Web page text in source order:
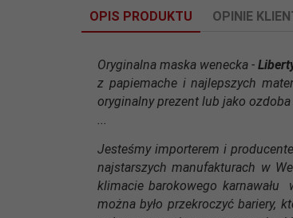
OPIS PRODUKTU OPINIE
Oryginalna maska wenecka -
z papiemache i najlepszych
oryginalny prezent lub jako
...
Jesteśmy importerem i
najstarszych manufakturach w
klimacie barokowego karnawału
można było przekroczyć bariery,